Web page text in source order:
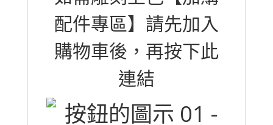
配件專區】請先加入
購物車後，再按下此
連結